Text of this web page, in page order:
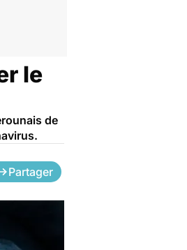
le
de
Partager